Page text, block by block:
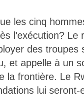
les cinq
l’exécution?
des troupes
et appelle à un
la frontière. Le
lui seront-